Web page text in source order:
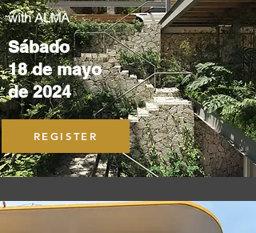
with ALMA
Sábado
18 de mayo
de 2024
REGISTER